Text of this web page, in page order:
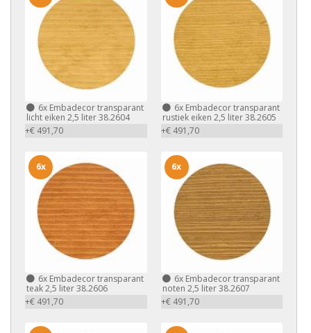
6x Embadecor transparant
licht eiken 2,5 liter 38.2604
+€ 491,70
6xEmbadecor transparant
rustiek eiken 2,5 liter 38.2605
+€ 491,70
6x Embadecor transparant
teak 2,5 liter 38.2606
+€ 491,70
6x
6xEmbadecor transparant
noten 2,5 liter 38.2607
+€ 491,70
6x